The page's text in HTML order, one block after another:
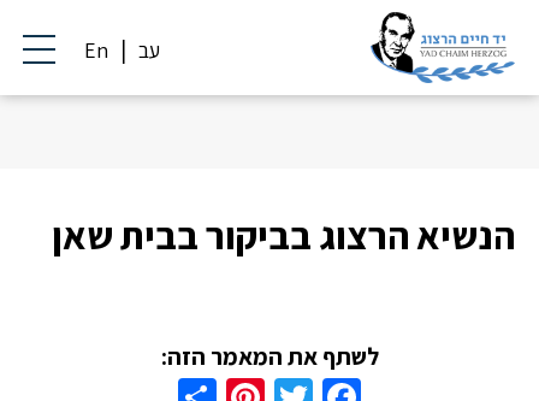
עב En
הנשיא הרצוג בביקור בבית שאן
לשתף את המאמר הזה:
Facebook
Twitter
Pinterest